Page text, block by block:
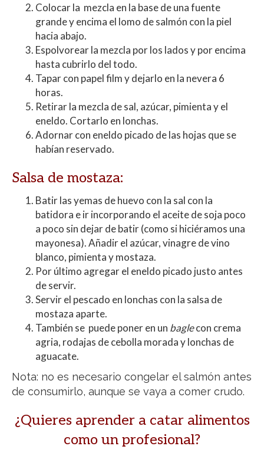
Colocar la mezcla en la base de una fuente
grande y encima el lomo de salmón con la piel
hacia abajo.
Espolvorear la mezcla por los lados y por encima
hasta cubrirlo del todo.
Tapar con papel film y dejarlo en la nevera 6
horas.
Retirar la mezcla de sal, azúcar, pimienta y el
eneldo. Cortarlo en lonchas.
Adornar con eneldo picado de las hojas que se
habían reservado.
Salsa de mostaza:
Batir las yemas de huevo con la sal con la
batidora e ir incorporando el aceite de soja poco
a poco sin dejar de batir (como si hiciéramos una
mayonesa). Añadir el azúcar, vinagre de vino
blanco, pimienta y mostaza.
Por último agregar el eneldo picado justo antes
de servir.
Servir el pescado en lonchas con la salsa de
mostaza aparte.
También se puede poner en un baglecon crema
agria, rodajas de cebolla morada y lonchas de
aguacate.
Nota: no es necesario congelar el salmón antes
de consumirlo, aunque se vaya a comer crudo.
¿Quieres aprender a catar alimentos
como un profesional?